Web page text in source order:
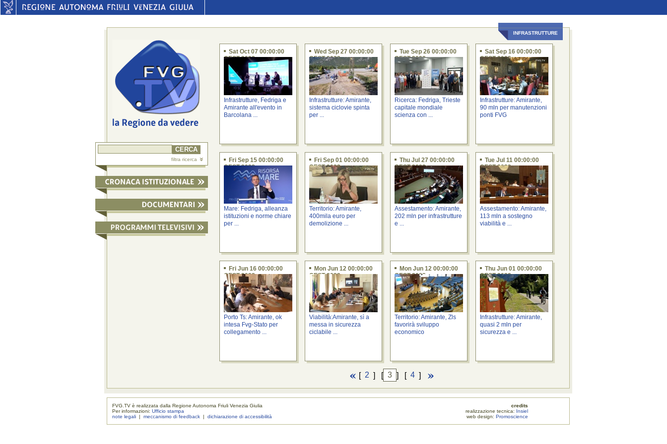
filtra ricerca
INFRASTRUTTURE
Sat Oct 07 00:00:00
CEST 2023
Infrastrutture, Fedriga e
Amirante all'evento in
Barcolana ...
Wed Sep 27 00:00:00
CEST 2023
Infrastrutture: Amirante,
sistema ciclovie spinta
per ...
Tue Sep 26 00:00:00
CEST 2023
Ricerca: Fedriga, Trieste
capitale mondiale
scienza con ...
Sat Sep 16 00:00:00
CEST 2023
Infrastrutture: Amirante,
90 mln per manutenzioni
ponti FVG
Fri Sep 15 00:00:00
CEST 2023
Mare: Fedriga, alleanza
istituzioni e norme chiare
per ...
Fri Sep 01 00:00:00
CEST 2023
Territorio: Amirante,
400mila euro per
demolizione ...
Thu Jul 27 00:00:00
CEST 2023
Assestamento: Amirante,
202 mln per infrastrutture
e ...
Tue Jul 11 00:00:00
CEST 2023
Assestamento: Amirante,
113 mln a sostegno
viabilità e ...
Fri Jun 16 00:00:00
CEST 2023
Porto Ts: Amirante, ok
intesa Fvg-Stato per
collegamento ...
Mon Jun 12 00:00:00
CEST 2023
Viabilità:Amirante, sì a
messa in sicurezza
ciclabile ...
Mon Jun 12 00:00:00
CEST 2023
Territorio: Amirante, Zls
favorirà sviluppo
economico
Thu Jun 01 00:00:00
CEST 2023
Infrastrutture: Amirante,
quasi 2 mln per
sicurezza e ...
[ 2 ] [ 3 ] [ 4 ]
FVG.TV è realizzata dalla Regione Autonoma Friuli Venezia Giulia
Per informazioni:Ufficio stampa
note legali |meccanismo di feedback |dichiarazione di accessibilità
credits
realizzazione tecnica: Insiel
web design: Promoscience